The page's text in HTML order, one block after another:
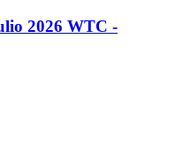
2026 WTC -